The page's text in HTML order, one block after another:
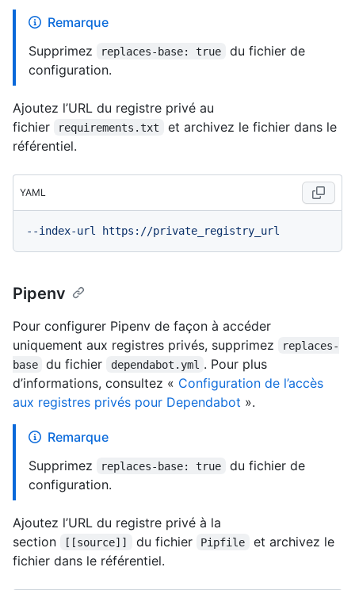
Remarque
Supprimez
replaces-base: true
du fichier de
configuration.
Ajoutez l’URL du registre privé au
fichier
requirements.txt
et archivez le fichier dans le
référentiel.
YAML
--index-url https://private_registry_url
Pipenv
Pour configurer Pipenv de façon à accéder
uniquement aux registres privés, supprimez
replaces-
base
du fichier dependabot.yml . Pour plus
d’informations, consultez « Configuration de l’accès
aux registres privés pour Dependabot ».
Remarque
Supprimez
replaces-base: true
du fichier de
configuration.
Ajoutez l’URL du registre privé à la
section
[[source]] du fichier Pipfile
et archivez le
fichier dans le référentiel.